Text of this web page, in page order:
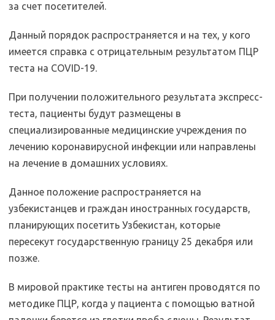
за счет посетителей.
Данный порядок распространяется и на тех, у кого
имеется справка с отрицательным результатом ПЦР
теста на COVID-19.
При получении положительного результата экспресс-
теста, пациенты будут размещены в
специализированные медицинские учреждения по
лечению коронавирусной инфекции или направлены
на лечение в домашних условиях.
Данное положение распространяется на
узбекистанцев и граждан иностранных государств,
планирующих посетить Узбекистан, которые
пересекут государственную границу 25 декабря или
позже.
В мировой практике тесты на антиген проводятся по
методике ПЦР, когда у пациента с помощью ватной